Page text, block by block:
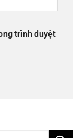
trình duyệt